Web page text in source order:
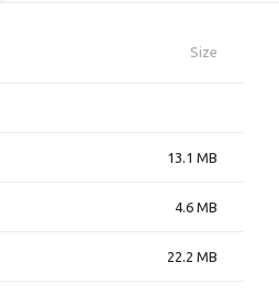
Size
13.1 MB
4.6 MB
22.2 MB